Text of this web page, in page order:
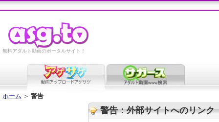
無料アダルト動画のポータルサイト！
ホーム ＞ 警告
警告：外部サイトへのリンク